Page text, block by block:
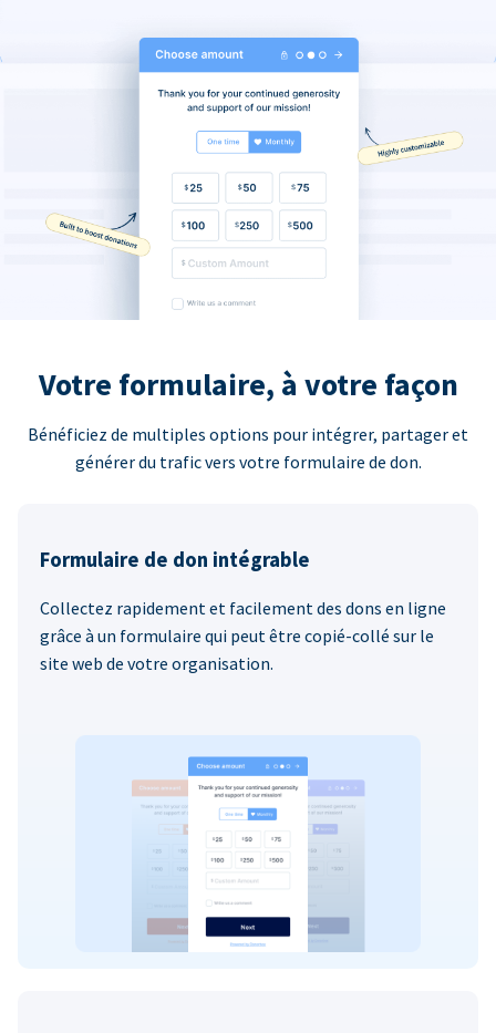
Votre formulaire, à votre façon
Bénéficiez de multiples options pour intégrer, partager et
générer du trafic vers votre formulaire de don.
Formulaire de don intégrable
Collectez rapidement et facilement des dons en ligne
grâce à un formulaire qui peut être copié-collé sur le
site web de votre organisation.